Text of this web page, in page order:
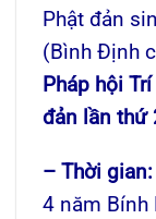
Phật đản
(Bình Định
Pháp hội Trí
đản lần thứ
– Thời gian:
4 năm Bính